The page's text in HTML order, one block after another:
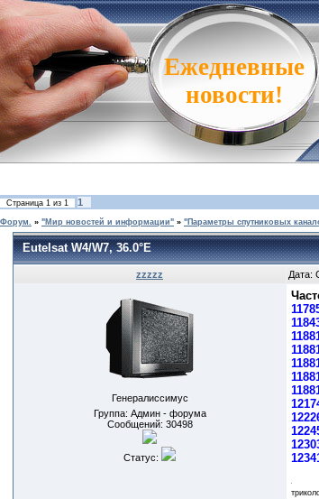
Ежедневные
новости!
Страница 1 из 1 1
Форум. » "Мир новостей и информации" » "Параметры спутниковых
Eutelsat W4/W7, 36.0°E
zzzzz Дата:
Генералиссимус
Группа: Админ - форума
Сообщений: 30498
Статус: